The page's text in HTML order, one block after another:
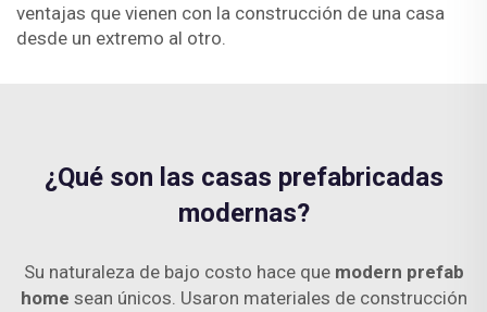
ventajas que vienen con la construcción de una casa
desde un extremo al otro.
¿Qué son las casas prefabricadas
modernas?
Su naturaleza de bajo costo hace que modern prefab
home sean únicos. Usaron materiales de construcción